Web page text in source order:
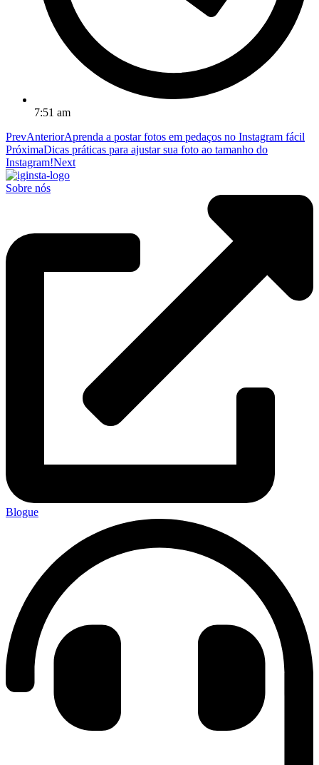
7:51 am
PrevAnteriorAprenda a postar fotos em pedaços no Instagram fácil
PróximaDicas práticas para ajustar sua foto ao tamanho do
Instagram!Next
Sobre nós
Blogue